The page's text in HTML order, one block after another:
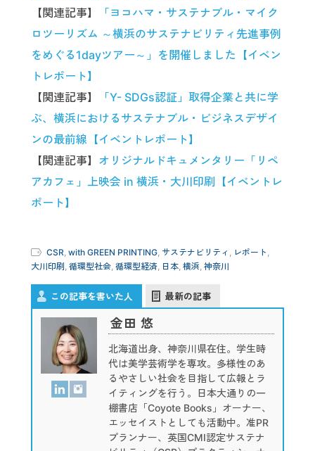
【関連記事】
「ヨコハマ・サステナブル・マイク
ロツーリズム ～横浜のサステナビリティ先進事例
をめぐる1dayツアー～」を開催しました【イベン
トレポート】
【関連記事】
「Y- SDGs認証」取得企業と共に学
ぶ、横浜におけるサステナブル・ビジネスデザイ
ンの最前線【イベントレポート】
【関連記事】 オリジナルドキュメンタリー「リペ
アカフェ」上映会 in 横浜・大川印刷【イベントレ
ポート】
CSR, with GREEN PRINTING, サステナビリティ , レポート ,
大川印刷 , 循環型社会, 循環型経済, 日本, 横浜, 神奈川
この記事を書いた人 最新の記事
金田 悠
北海道出身、神奈川県在住。学生時
代は美学芸術学を専攻。多様性のあ
るやさしい社会を目指して広報とラ
イティングを行う。日本大通りの一
棚書店「Coyote Books」オーナー、
エッセイストとしても活動中。准PR
プランナー、英国CMI認定サステナ